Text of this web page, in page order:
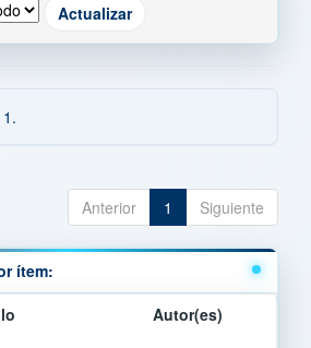
Anterior 1 Siguiente
ítem:
Autor(es)